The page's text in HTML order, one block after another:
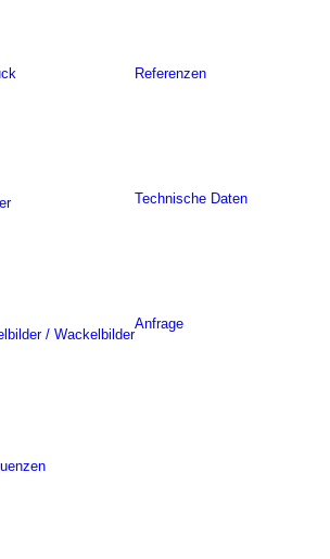
/ Wackelbilder
Referenzen
Technische Daten
Anfrage